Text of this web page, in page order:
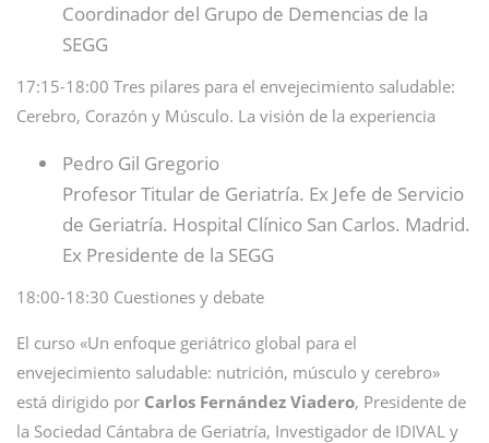
Coordinador del Grupo de Demencias de la
SEGG
17:15-18:00 Tres pilares para el envejecimiento saludable:
Cerebro, Corazón y Músculo. La visión de la experiencia
Pedro Gil Gregorio
Profesor Titular de Geriatría. Ex Jefe de Servicio
de Geriatría. Hospital Clínico San Carlos. Madrid.
Ex Presidente de la SEGG
18:00-18:30 Cuestiones y debate
El curso «Un enfoque geriátrico global para el
envejecimiento saludable: nutrición, músculo y cerebro»
está dirigido por Carlos Fernández Viadero, Presidente de
la Sociedad Cántabra de Geriatría, Investigador de IDIVAL y